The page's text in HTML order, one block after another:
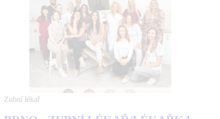
Zubní lékař